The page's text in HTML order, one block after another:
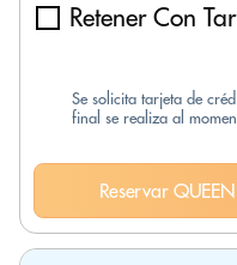
Retener Con
Se solicita tarjeta de
final se realiza al
Reservar